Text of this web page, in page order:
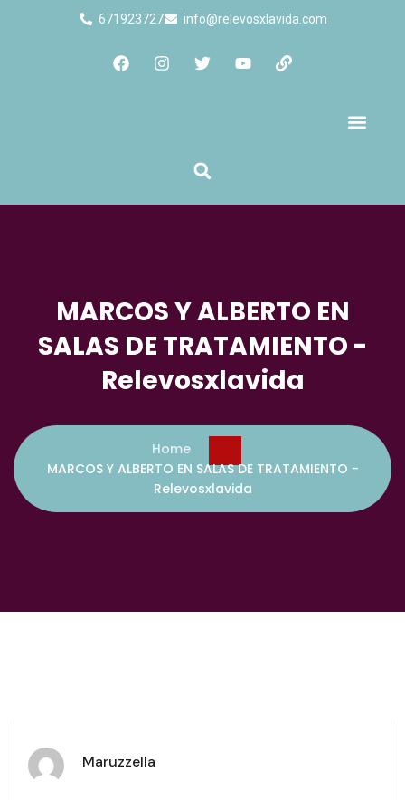
671923727 info@relevosxlavida.com
MARCOS Y ALBERTO EN
SALAS DE TRATAMIENTO -
Relevosxlavida
Home
MARCOS Y ALBERTO EN SALAS DE TRATAMIENTO -
Relevosxlavida
Maruzzella